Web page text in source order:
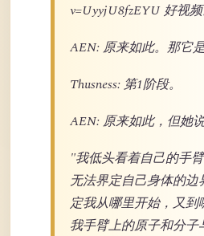
v=UyyjU8fzEYU 好视频
AEN: 原来如此。那它
Thusness: 第1阶段。
AEN: 原来如此，但她
"我低头看着自己的手
无法界定自己身体的边
定我从哪里开始，又到
我手臂上的原子和分